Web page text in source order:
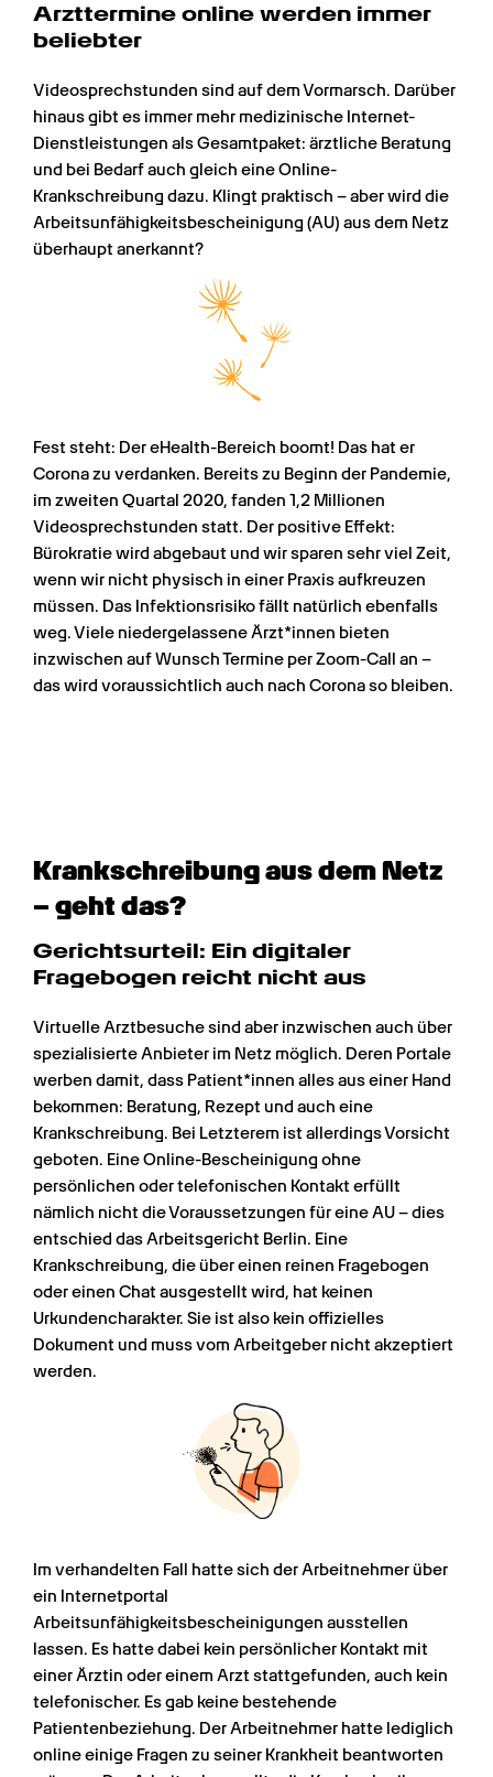
Arzttermine online werden immer
beliebter
Videosprechstunden sind auf dem Vormarsch. Darüber
hinaus gibt es immer mehr medizinische Internet-
Dienstleistungen als Gesamtpaket: ärztliche Beratung
und bei Bedarf auch gleich eine Online-
Krankschreibung dazu. Klingt praktisch – aber wird die
Arbeitsunfähigkeitsbescheinigung (AU) aus dem Netz
überhaupt anerkannt?
Fest steht: Der eHealth-Bereich boomt! Das hat er
Corona zu verdanken. Bereits zu Beginn der Pandemie,
im zweiten Quartal 2020, fanden 1,2 Millionen
Videosprechstunden statt. Der positive Effekt:
Bürokratie wird abgebaut und wir sparen sehr viel Zeit,
wenn wir nicht physisch in einer Praxis aufkreuzen
müssen. Das Infektionsrisiko fällt natürlich ebenfalls
weg. Viele niedergelassene Ärzt*innen bieten
inzwischen auf Wunsch Termine per Zoom-Call an –
das wird voraussichtlich auch nach Corona so bleiben.
Krankschreibung aus dem Netz
– geht das?
Gerichtsurteil: Ein digitaler
Fragebogen reicht nicht aus
Virtuelle Arztbesuche sind aber inzwischen auch über
spezialisierte Anbieter im Netz möglich. Deren Portale
werben damit, dass Patient*innen alles aus einer Hand
bekommen: Beratung, Rezept und auch eine
Krankschreibung. Bei Letzterem ist allerdings Vorsicht
geboten. Eine Online-Bescheinigung ohne
persönlichen oder telefonischen Kontakt erfüllt
nämlich nicht die Voraussetzungen für eine AU – dies
entschied das Arbeitsgericht Berlin. Eine
Krankschreibung, die über einen reinen Fragebogen
oder einen Chat ausgestellt wird, hat keinen
Urkundencharakter. Sie ist also kein offizielles
Dokument und muss vom Arbeitgeber nicht akzeptiert
werden.
Im verhandelten Fall hatte sich der Arbeitnehmer über
ein Internetportal
Arbeitsunfähigkeitsbescheinigungen ausstellen
lassen. Es hatte dabei kein persönlicher Kontakt mit
einer Ärztin oder einem Arzt stattgefunden, auch kein
telefonischer. Es gab keine bestehende
Patientenbeziehung. Der Arbeitnehmer hatte lediglich
online einige Fragen zu seiner Krankheit beantworten